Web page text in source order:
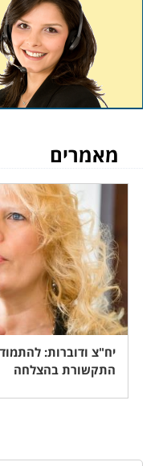
לאורך העמודים
קורס הפקת אירועים
תעשיית האירועים
ארועים, להתפנות
קורס בתקשורת
קטגוריה זו כוללת
הרחב יותר של המושג;
מקצועיים ואישיים.
לימודי פרסום
אין צורך להכביר
קופירייטינג וארט
ורעיון קטן ויצירתי
באווירה אישית
מאמרים
יח"צ ודוברות:
התקשורת בהצלחה